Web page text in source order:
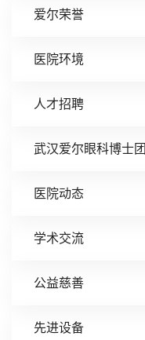
爱尔荣誉
医院环境
人才招聘
武汉爱尔眼科博士团
医院动态
学术交流
公益慈善
先进设备